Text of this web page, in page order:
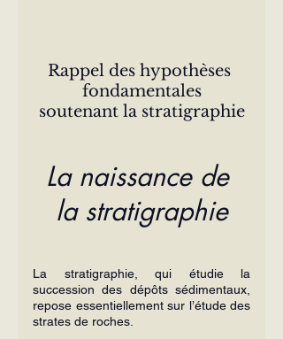
Rappel des hypothèses
fondamentales
soutenant la stratigraphie
La naissance de
la stratigraphie
La stratigraphie, qui étudie la
succession des dépôts sédimentaux,
repose essentiellement sur l’étude des
strates de roches.